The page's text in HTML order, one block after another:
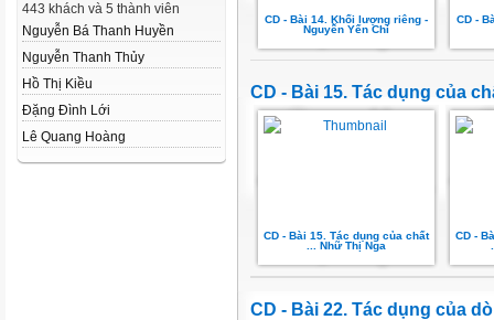
443 khách và 5 thành viên
Nguyễn Bá Thanh Huyền
Nguyễn Thanh Thủy
Hồ Thị Kiều
Đặng Đình Lới
Lê Quang Hoàng
CD - Bài 14. Khối lượng riêng -
Nguyễn Yến Chi
CD -
CD - Bài 15. Tác dụng của
CD - Bài 15. Tác dụng của chất
... Nhữ Thị Nga
CD -
CD - Bài 22. Tác dụng của